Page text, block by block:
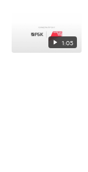
1:05